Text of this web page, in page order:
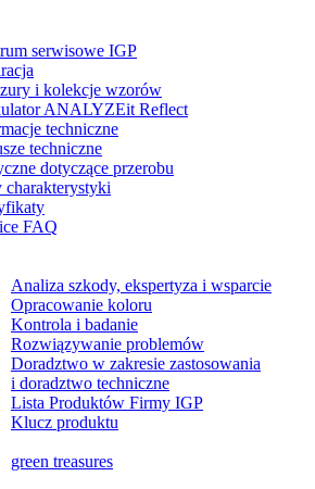
serwisowe IGP
i kolekcje wzorów
ANALYZEit Reflect
techniczne
techniczne
dotyczące przerobu
charakterystyki
FAQ
Analiza szkody, ekspertyza i wsparcie
Opracowanie koloru
Kontrola i badanie
Rozwiązywanie problemów
Doradztwo w zakresie zastosowania
i doradztwo techniczne
Lista Produktów Firmy IGP
Klucz produktu
green treasures